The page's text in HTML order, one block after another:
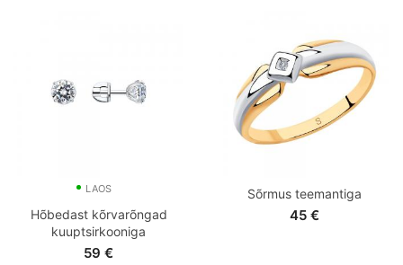
LAOS
Hõbedast kõrvarõngad
kuuptsirkooniga
59 €
Sõrmus teemantiga
45 €